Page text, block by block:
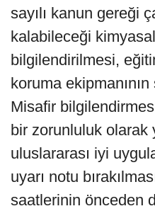
sayılı kanun gereği
kalabileceği
bilgilendirilmesi,
koruma
Misafir
bir zorunluluk olarak
uluslararası iyi
uyarı notu
saatlerinin önceden